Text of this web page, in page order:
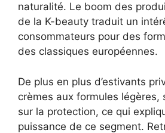
naturalité. Le boom des
de la K-beauty traduit un
consommateurs pour des
des classiques européennes.
De plus en plus d’estivants
crèmes aux formules légères,
sur la protection, ce qui
puissance de ce segment.